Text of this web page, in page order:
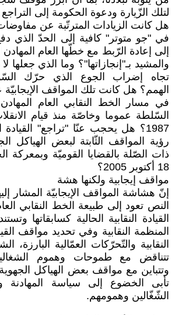
لتلك الزّيارة ودعوة الحكومة إلى التراجع
هل كانت الزيادات المترتّبة عن
في "جو متوتر" كافية إلى الحدّ الذي دفع
إلى إعادة الرّبط مع خطّها العام
والمشيد بـ"إنجازاتها"؟ وما الذي جعلها
تجاه إضراب الجوع الذي حرّك
الهمم؟ هل كانت تلك المواقف الإيجابيّة
في مسار الخط النقابي العام المهادن
1987؟ هل يحجب عنّا "تراجع" القيادة
رؤية المواقف الثّابتة لبعض الهياكل
ذات الصّلة بالقضايا القوميّة وبمعركة
18 أكتوبر 2005؟
مواقف إيجابية ولكنها هشة
إنّ هشاشة المواقف الإيجابيّة المشار
النص تعود إلى طبيعة الخط النقابي
القيادة النقابية الحالية كسابقاتها
المنظمة النقابية وفي تحديد مواقف
النقابية والتّحرّكات العمّالية البارزة،
تتناقض مع طموحات وهموم
وتتباين مع مواقف بعض الهياكل
تأبى الخضوع إلى سياسة المهادنة
الشّغّالين وهمومهم.